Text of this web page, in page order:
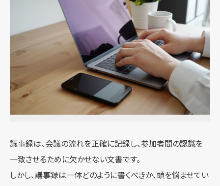
議事録は、会議の流れを正確に記録し、参加者間の認識を
一致させるために欠かせない文書です。
しかし、議事録は一体どのように書くべきか、頭を悩ませてい